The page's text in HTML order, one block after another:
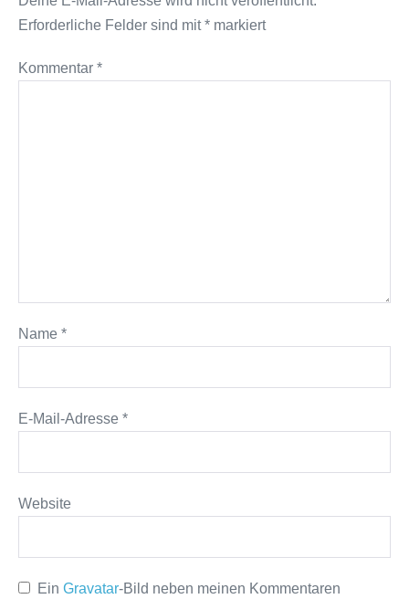
Erforderliche Felder sind mit* markiert
Kommentar *
Name *
E-Mail-Adresse *
Website
EinGravatar-Bild neben meinen Kommentaren